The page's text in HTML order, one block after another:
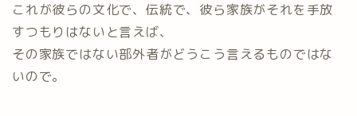
これが彼らの文化で、伝統で、彼ら家族がそれを手放
すつもりはないと言えば、
その家族ではない部外者がどうこう言えるものではな
いので。